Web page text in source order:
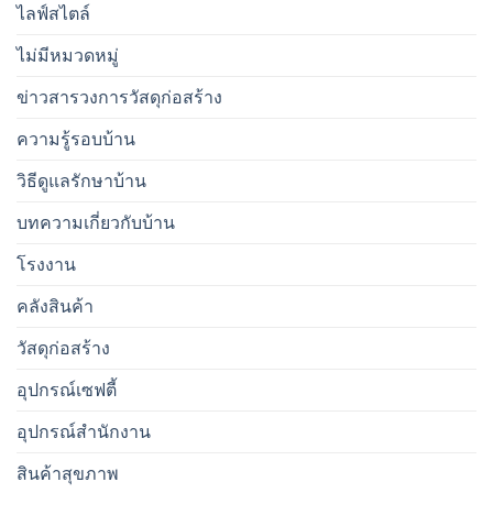
ไลฟ์สไตล์
ไม่มีหมวดหมู่
ข่าวสารวงการวัสดุก่อสร้าง
ความรู้รอบบ้าน
วิธีดูแลรักษาบ้าน
บทความเกี่ยวกับบ้าน
โรงงาน
คลังสินค้า
วัสดุก่อสร้าง
อุปกรณ์เซฟตี้
อุปกรณ์สำนักงาน
สินค้าสุขภาพ